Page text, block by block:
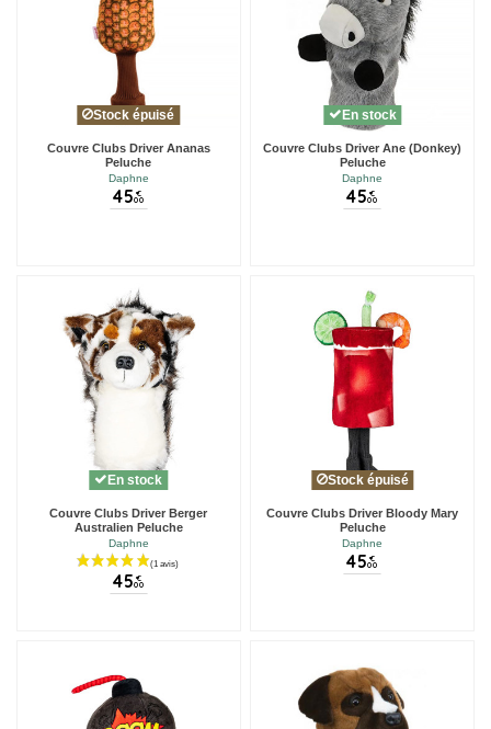
Stock épuisé
Couvre Clubs Driver Ananas
Peluche
Daphne
45 €
00
En stock
Couvre Clubs Driver Ane (Donkey)
Peluche
Daphne
45 €
00
En stock
Couvre Clubs Driver Berger
Australien Peluche
Daphne
45 €
00
Stock épuisé
Couvre Clubs Driver Bloody Mary
Peluche
Daphne
45 €
00